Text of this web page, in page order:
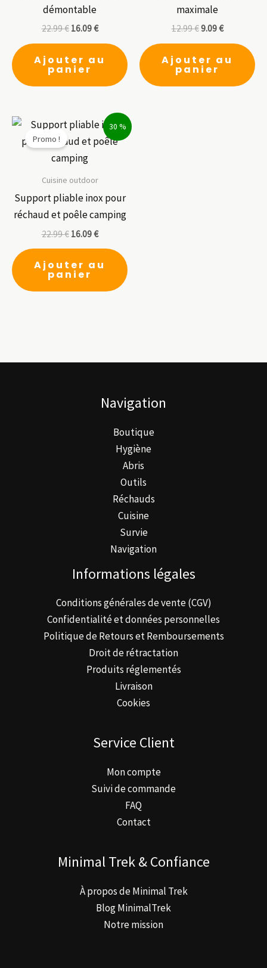
démontable
22.99€ 16.09€
Ajouter au
panier
maximale
12.99€9.09€
Ajouter au
panier
30 %
Promo !
Cuisine outdoor
Support pliable inox pour
réchaud et poêle camping
22.99€ 16.09€
Ajouter au
panier
Navigation
Boutique
Hygiène
Abris
Outils
Réchauds
Cuisine
Survie
Navigation
Informations légales
Conditions générales de vente (CGV)
Confidentialité et données personnelles
Politique de Retours et Remboursements
Droit de rétractation
Produits réglementés
Livraison
Cookies
Service Client
Mon compte
Suivi de commande
FAQ
Contact
Minimal Trek & Confiance
À propos de Minimal Trek
Blog MinimalTrek
Notre mission